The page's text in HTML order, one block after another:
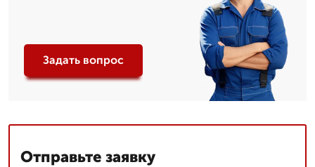
Задать вопрос
Отправьте заявку